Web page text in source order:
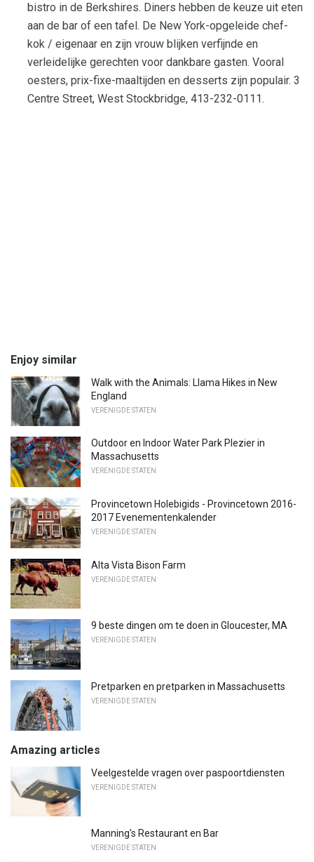
bistro in de Berkshires. Diners hebben de keuze uit eten
aan de bar of een tafel. De New York-opgeleide chef-
kok / eigenaar en zijn vrouw blijken verfijnde en
verleidelijke gerechten voor dankbare gasten. Vooral
oesters, prix-fixe-maaltijden en desserts zijn populair. 3
Centre Street, West Stockbridge, 413-232-0111.
Enjoy similar
Walk with the Animals: Llama Hikes in New
England
VERENIGDE STATEN
Outdoor en Indoor Water Park Plezier in
Massachusetts
VERENIGDE STATEN
Provincetown Holebigids - Provincetown 2016-
2017 Evenementenkalender
VERENIGDE STATEN
Alta Vista Bison Farm
VERENIGDE STATEN
9 beste dingen om te doen in Gloucester, MA
VERENIGDE STATEN
Pretparken en pretparken in Massachusetts
VERENIGDE STATEN
Amazing articles
Veelgestelde vragen over paspoortdiensten
VERENIGDE STATEN
Manning's Restaurant en Bar
VERENIGDE STATEN